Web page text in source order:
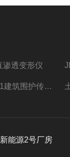
渗透变形仪
JLD-CRY-1建筑围护传热系数现场检测仪仪器
能源2号厂房